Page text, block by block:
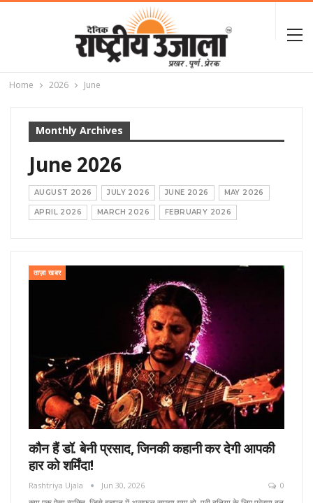
Home 2026 June
Monthly Archives
June 2026
AUGUST 2026 JULY 2026 JUNE 2026 MAY 2026
APRIL 2026 MARCH 2026 FEBRUARY 2026
ताज़ा खबर
कौन हैं डॉ. बेनी प्रसाद, जिनकी कहानी कर देगी आपकी
हार को शर्मिंदा!
Rashtriya Ujala Jun 30, 2026 0